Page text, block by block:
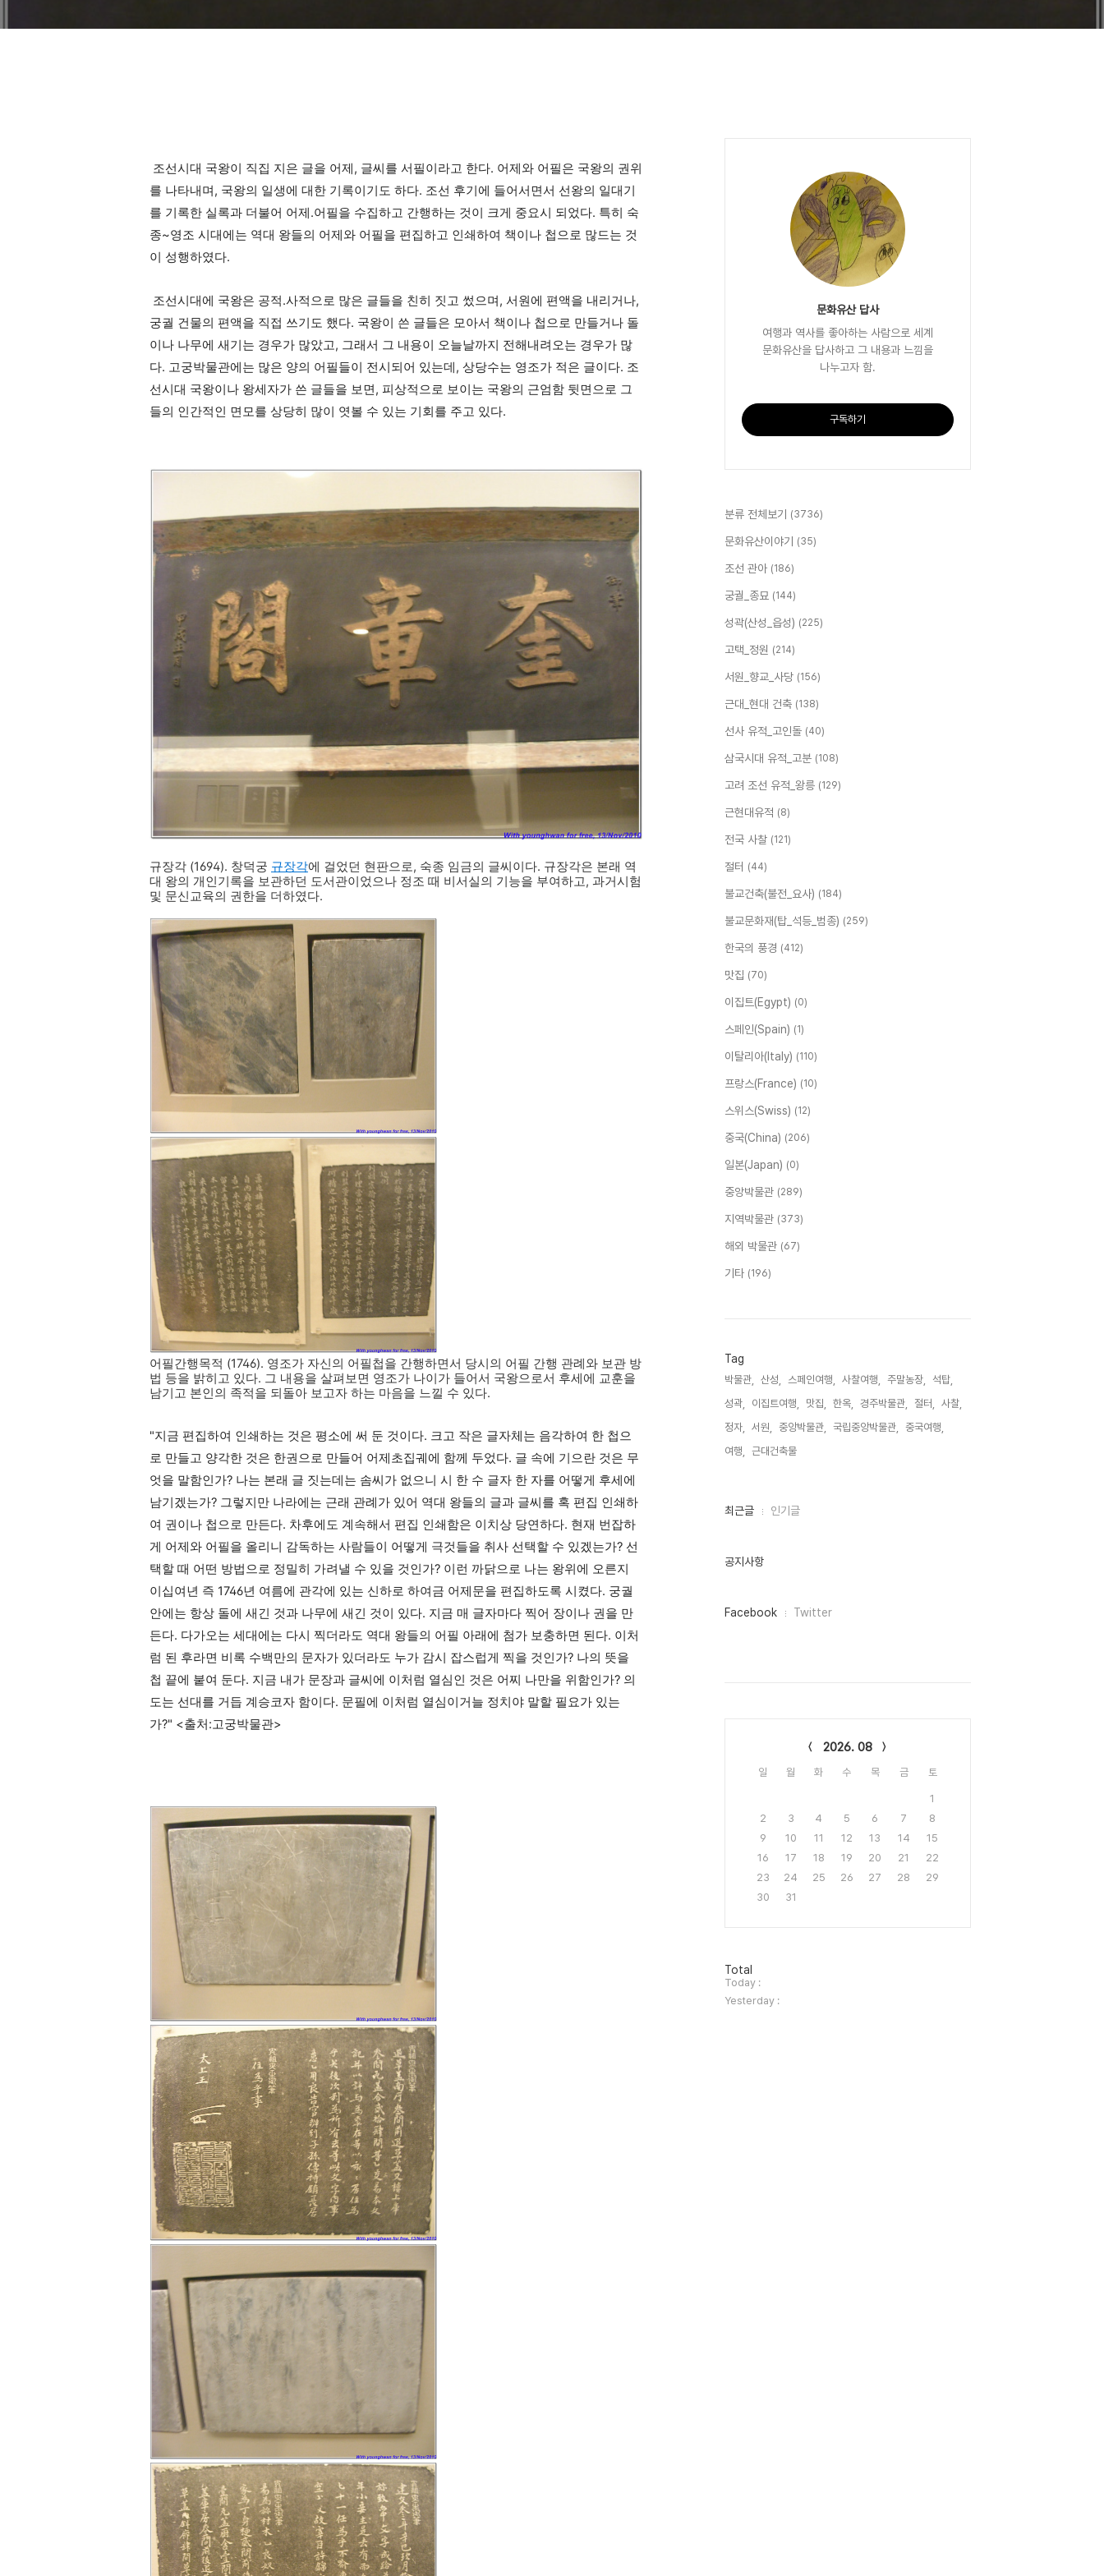
조선시대 국왕이 직집 지은 글을 어제, 글씨를 서필이라고 한다. 어제와 어필은 국왕의 권위
를 나타내며, 국왕의 일생에 대한 기록이기도 하다. 조선 후기에 들어서면서 선왕의 일대기
를 기록한 실록과 더불어 어제.어필을 수집하고 간행하는 것이 크게 중요시 되었다. 특히 숙
종~영조 시대에는 역대 왕들의 어제와 어필을 편집하고 인쇄하여 책이나 첩으로 많드는 것
이 성행하였다.
조선시대에 국왕은 공적.사적으로 많은 글들을 친히 짓고 썼으며, 서원에 편액을 내리거나,
궁궐 건물의 편액을 직접 쓰기도 했다. 국왕이 쓴 글들은 모아서 책이나 첩으로 만들거나 돌
이나 나무에 새기는 경우가 많았고, 그래서 그 내용이 오늘날까지 전해내려오는 경우가 많
다. 고궁박물관에는 많은 양의 어필들이 전시되어 있는데, 상당수는 영조가 적은 글이다. 조
선시대 국왕이나 왕세자가 쓴 글들을 보면, 피상적으로 보이는 국왕의 근엄함 뒷면으로 그
들의 인간적인 면모를 상당히 많이 엿볼 수 있는 기회를 주고 있다.
규장각 (1694). 창덕궁 규장각에 걸었던 현판으로, 숙종 임금의 글씨이다. 규장각은 본래 역
대 왕의 개인기록을 보관하던 도서관이었으나 정조 때 비서실의 기능을 부여하고, 과거시험
및 문신교육의 권한을 더하였다.
어필간행목적 (1746). 영조가 자신의 어필첩을 간행하면서 당시의 어필 간행 관례와 보관 방
법 등을 밝히고 있다. 그 내용을 살펴보면 영조가 나이가 들어서 국왕으로서 후세에 교훈을
남기고 본인의 족적을 되돌아 보고자 하는 마음을 느낄 수 있다.
"지금 편집하여 인쇄하는 것은 평소에 써 둔 것이다. 크고 작은 글자체는 음각하여 한 첩으
로 만들고 양각한 것은 한권으로 만들어 어제초집궤에 함께 두었다. 글 속에 기으란 것은 무
엇을 말함인가? 나는 본래 글 짓는데는 솜씨가 없으니 시 한 수 글자 한 자를 어떻게 후세에
남기겠는가? 그렇지만 나라에는 근래 관례가 있어 역대 왕들의 글과 글씨를 혹 편집 인쇄하
여 권이나 첩으로 만든다. 차후에도 계속해서 편집 인쇄함은 이치상 당연하다. 현재 번잡하
게 어제와 어필을 올리니 감독하는 사람들이 어떻게 극것들을 취사 선택할 수 있겠는가? 선
택할 때 어떤 방법으로 정밀히 가려낼 수 있을 것인가? 이런 까닭으로 나는 왕위에 오른지
이십여년 즉 1746년 여름에 관각에 있는 신하로 하여금 어제문을 편집하도록 시켰다. 궁궐
안에는 항상 돌에 새긴 것과 나무에 새긴 것이 있다. 지금 매 글자마다 찍어 장이나 권을 만
든다. 다가오는 세대에는 다시 찍더라도 역대 왕들의 어필 아래에 첨가 보충하면 된다. 이처
럼 된 후라면 비록 수백만의 문자가 있더라도 누가 감시 잡스럽게 찍을 것인가? 나의 뜻을
첩 끝에 붙여 둔다. 지금 내가 문장과 글씨에 이처럼 열심인 것은 어찌 나만을 위함인가? 의
도는 선대를 거듭 계승코자 함이다. 문필에 이처럼 열심이거늘 정치야 말할 필요가 있는
가?" <출처:고궁박물관>
문화유산 답사
여행과 역사를 좋아하는 사람으로 세계
문화유산을 답사하고 그 내용과 느낌을
나누고자 함.
구독하기
분류 전체보기 (3736)
문화유산이야기 (35)
조선 관아 (186)
궁궐_종묘 (144)
성곽(산성_읍성) (225)
고택_정원 (214)
서원_향교_사당 (156)
근대_현대 건축 (138)
선사 유적_고인돌 (40)
삼국시대 유적_고분 (108)
고려 조선 유적_왕릉 (129)
근현대유적 (8)
전국 사찰 (121)
절터 (44)
불교건축(불전_요사) (184)
불교문화재(탑_석등_범종) (259)
한국의 풍경 (412)
맛집 (70)
이집트(Egypt) (0)
스페인(Spain) (1)
이탈리아(Italy) (110)
프랑스(France) (10)
스위스(Swiss) (12)
중국(China) (206)
일본(Japan) (0)
중앙박물관 (289)
지역박물관 (373)
해외 박물관 (67)
기타 (196)
Tag
박물관, 산성, 스페인여행, 사찰여행, 주말농장,
석탑,
성곽,
이집트여행, 맛집, 한옥, 경주박물관, 절터,
사찰,
정자,
서원, 중앙박물관, 국립중앙박물관,
중국여행,
여행,
근대건축물,
최
인
최근글 인기글
공지사항
페
Facebook Twitter
2026. 08
일 월 화 수 목 금 토
1
2
3 4 5 6 7
8
9
10 11 12 13 14
15
16
17 18 19 20 21
22
23
24 25 26 27 28
29
30
31
방
문
자
수
Total
Today :
Yesterday :